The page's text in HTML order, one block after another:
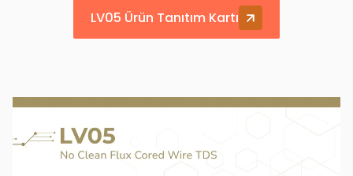
LV05 Ürün Tanıtım Kartı